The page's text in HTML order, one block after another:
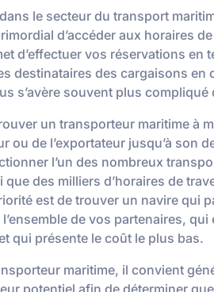
le secteur du transport
d’accéder aux horaires
d’effectuer vos réservations en
destinataires des cargaisons en
s’avère souvent plus compliqué
un transporteur maritime à
ou de l’exportateur jusqu’à son
l’un des nombreux
des milliers d’horaires de
est de trouver un navire qui
de vos partenaires,
qui présente le coût le plus bas.
maritime, il convient